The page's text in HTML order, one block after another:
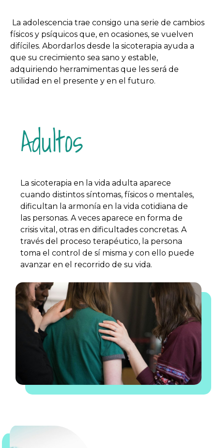
La adolescencia trae consigo una serie de cambios
físicos y psíquicos que, en ocasiones, se vuelven
difíciles. Abordarlos desde la sicoterapia ayuda a
que su crecimiento sea sano y estable,
adquiriendo herramimentas que les será de
utilidad en el presente y en el futuro.
Adultos
La sicoterapia en la vida adulta aparece
cuando distintos síntomas, físicos o mentales,
dificultan la armonía en la vida cotidiana de
las personas. A veces aparece en forma de
crisis vital, otras en dificultades concretas. A
través del proceso terapéutico, la persona
toma el control de sí misma y con ello puede
avanzar en el recorrido de su vida.